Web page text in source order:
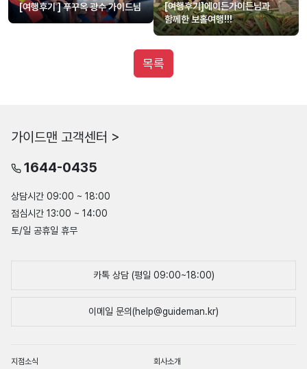
[여행후기 ] 푸꾸옥 광수 가이드님
[여행후기]에이든가이든님과
함께한 보홀여행!!!
목록
가이드맨 고객센터 >
1644-0435
상담시간 09:00 ~ 18:00
점심시간 13:00 ~ 14:00
토/일 공휴일 휴무
카톡 상담 (평일 09:00~18:00)
이메일 문의(help@guideman.kr)
지점소식 회사소개